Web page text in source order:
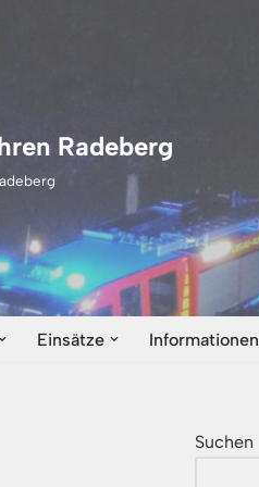
Radeberg
Einsätze Informationen
Suchen